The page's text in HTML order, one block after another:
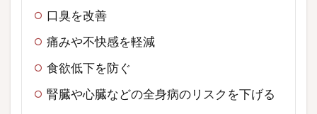
口臭を改善
痛みや不快感を軽減
食欲低下を防ぐ
腎臓や心臓などの全身病のリスクを下げる